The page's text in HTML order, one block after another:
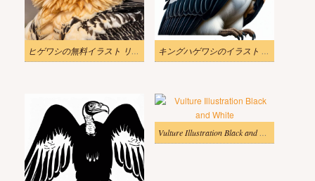
ヒゲワシの無料イラスト リアル キングハゲワシのイラスト 無料
Vulture Illustration Black and White